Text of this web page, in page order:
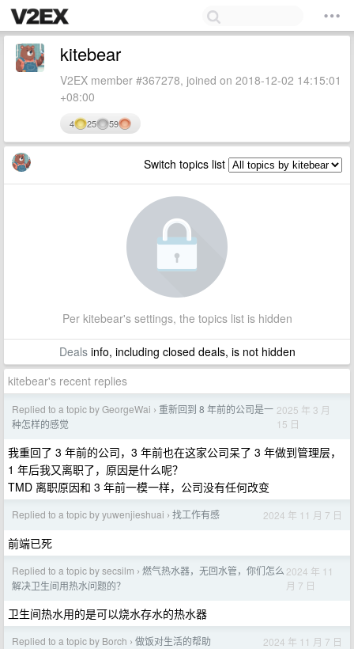
kitebear
V2EX member #367278, joined on 2018-12-02 14:15:01
+08:00
4 25 59
Switch topics list
Per kitebear's settings, the topics list is hidden
Dealsinfo, including closed deals, is not hidden
kitebear's recent replies
Replied to a topic by GeorgeWai › 重新回到 8 年前的公司是一
种怎样的感觉
2025 年 3 月
15 日
我重回了 3 年前的公司，3 年前也在这家公司呆了 3 年做到管理层，
1 年后我又离职了，原因是什么呢？
TMD 离职原因和 3 年前一模一样，公司没有任何改变
Replied to a topic by yuwenjieshuai › 找工作有感 2024 年 11 月 7 日
前端已死
Replied to a topic by secsilm › 燃气热水器，无回水管，你们怎么
解决卫生间用热水问题的？
2024 年 11
月 7 日
卫生间热水用的是可以烧水存水的热水器
Replied to a topic by Borch › 做饭对生活的帮助 2024 年 11 月 7 日